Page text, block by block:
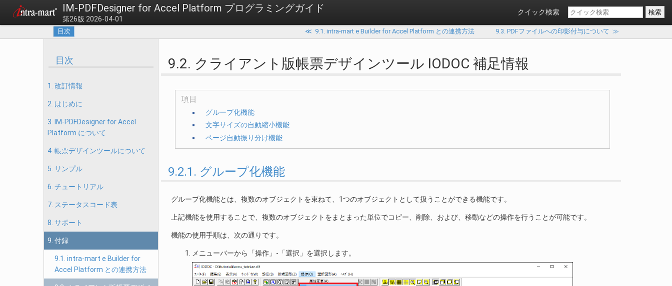
IM-PDFDesigner for Accel Platform プログラミングガイド
第26版 2026-04-01
クイック検索
目次 ≪ 9.1. intra-mart e Builder for Accel Platform との連携方法 9.3. PDFファイルへの印影付与について ≫
目次
1. 改訂情報
2. はじめに
3. IM-PDFDesigner for Accel
Platform について
4. 帳票デザインツールについて
5. サンプル
6. チュートリアル
7. ステータスコード表
8. サポート
9. 付録
9.1. intra-mart e Builder for
Accel Platform との連携方法
9.2. クライアント版帳票デザインツール IODOC 補足情報
項目
グループ化機能
文字サイズの自動縮小機能
ページ自動振り分け機能
9.2.1. グループ化機能
グループ化機能とは、複数のオブジェクトを束ねて、1つのオブジェクトとして扱うことができる機能です。
上記機能を使用することで、複数のオブジェクトをまとまった単位でコピー、削除、および、移動などの操作を行うことが可能です。
機能の使用手順は、次の通りです。
メニューバーから「操作」-「選択」を選択します。